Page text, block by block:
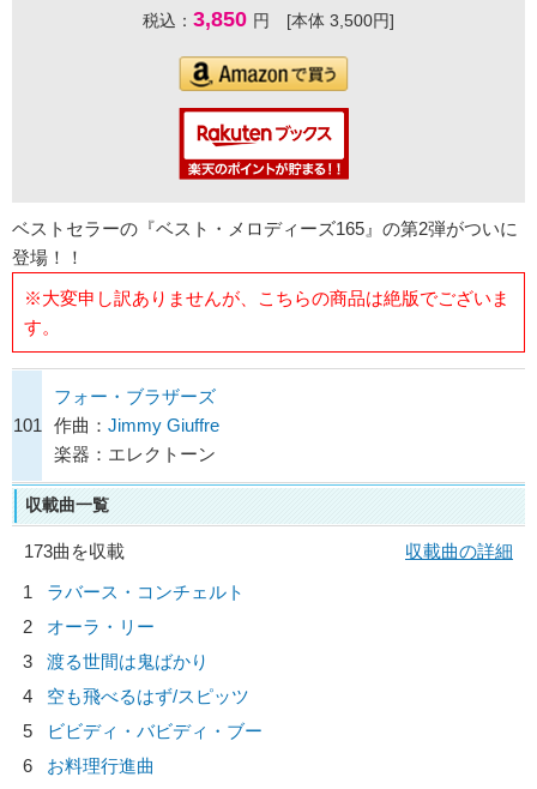
税込： 3,850 円 [本体 3,500円]
ベストセラーの『ベスト・メロディーズ165』の第2弾がついに
登場！！
※大変申し訳ありませんが、こちらの商品は絶版でございま
す。
101
フォー・ブラザーズ
作曲： Jimmy Giuffre
楽器：エレクトーン
収載曲一覧
173曲を収載
収載曲の詳細
1
ラバース・コンチェルト
2
オーラ・リー
3
渡る世間は鬼ばかり
4
空も飛べるはず/スピッツ
5
ビビディ・バビディ・ブー
6
お料理行進曲